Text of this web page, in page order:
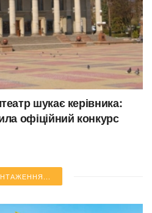
шукає керівника:
офіційний конкурс